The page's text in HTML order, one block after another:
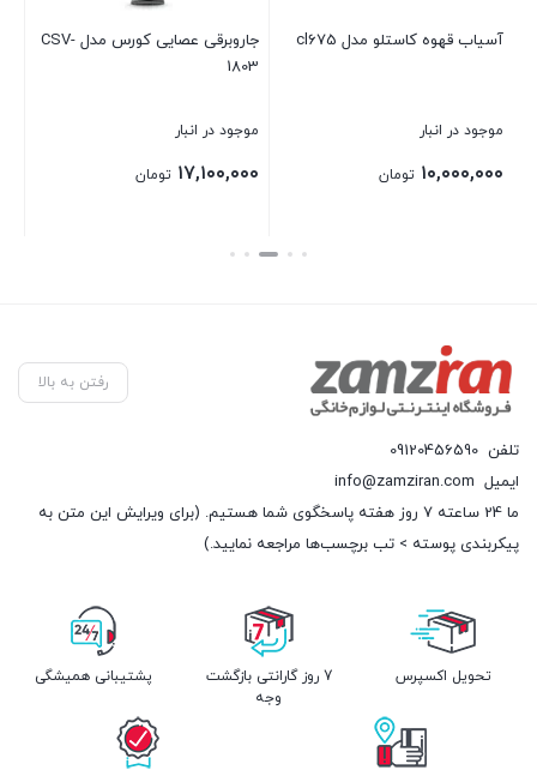
آسیاب قهوه کاستلو مدل cl675
موجود در انبار
۱۰,۰۰۰,۰۰۰ تومان
جاروبرقی عصایی کورس مدل CSV-
1803
موجود در انبار
۱۷,۱۰۰,۰۰۰ تومان
بستن
رفتن به بالا
تلفن 09120456590
ایمیل info@zamziran.com
ما 24 ساعته 7 روز هفته پاسخگوی شما هستیم. (برای ویرایش این متن به
پیکربندی پوسته > تب برچسب‌ها مراجعه نمایید.)
تحویل اکسپرس
7 روز گارانتی بازگشت
وجه
پشتیبانی همیشگی